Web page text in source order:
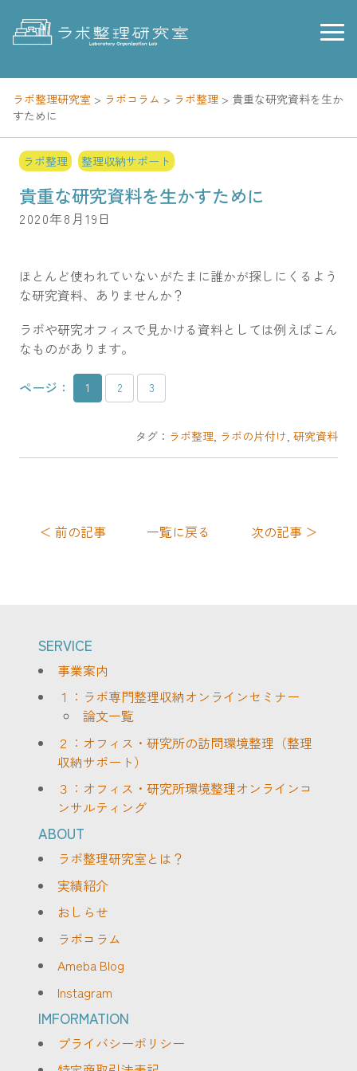
content
ラボ整理研究室 > ラボコラム > ラボ整理 > 貴重な研究資料を生か
すために
ラボ整理 整理収納サポート
貴重な研究資料を生かすために
2020年8月19日
ほとんど使われていないがたまに誰かが探しにくるよう
な研究資料、ありませんか？
ラボや研究オフィスで見かける資料としては例えばこん
なものがあります。
ページ：
1 2 3
タグ： ラボ整理 ラボの片付け 研究資料
＜ 前の記事 一覧に戻る 次の記事 ＞
SERVICE
事業案内
１：ラボ専門整理収納オンラインセミナー
論文一覧
２：オフィス・研究所の訪問環境整理（整理
収納サポート）
３：オフィス・研究所環境整理オンラインコ
ンサルティング
ABOUT
ラボ整理研究室とは？
実績紹介
おしらせ
ラボコラム
Ameba Blog
Instagram
IMFORMATION
プライバシーポリシー